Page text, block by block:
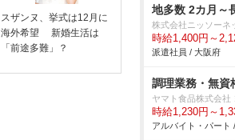
スザンヌ、挙式は12月に
海外希望 新婚生活は
「前途多難」？
地多数 2カ月～
株式会社ニッソーネ
時給1,400円～
派遣社員 / 大阪府
調理業務・無資
ヤマト食品株式会社
時給1,230円～
アルバイト・パート